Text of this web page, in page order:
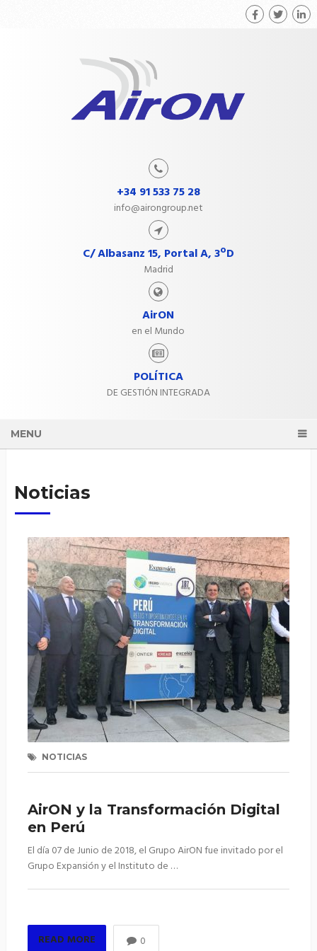
+34 91 533 75 28
info@airongroup.net
C/ Albasanz 15, Portal A, 3ºD
Madrid
AirON
en el Mundo
POLÍTICA
DE GESTIÓN INTEGRADA
MENU
Noticias
NOTICIAS
AirON y la Transformación Digital
en Perú
El día 07 de Junio de 2018, el Grupo AirON fue invitado por el
Grupo Expansión y el Instituto de …
READ MORE 0